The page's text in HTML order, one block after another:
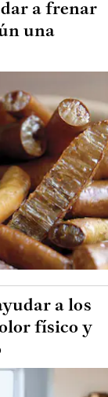
a frenar
una
a los
físico y